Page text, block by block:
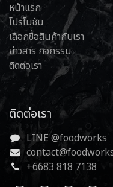
หน้าแรก
โปรโมชัน
เลือกซื้อสินค้ากับเรา
ข่าวสาร กิจกรรม
ติดต่อเรา
ติดต่อเรา
LINE @foodworks
+6683 818 7138